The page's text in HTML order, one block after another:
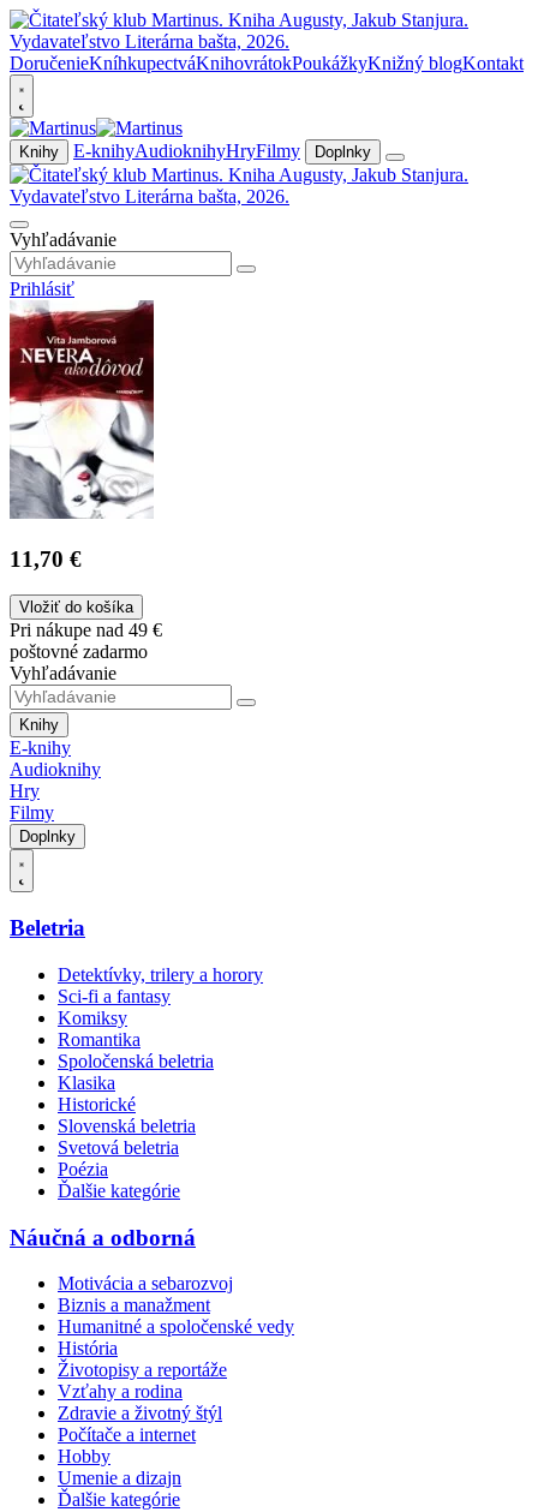
DoručenieKníhkupectváKnihovrátokPoukážkyKnižný blogKontakt
Knihy E-knihyAudioknihyHryFilmy Doplnky
Vyhľadávanie
Prihlásiť
11,70 €
Vložiť do košíka
Pri nákupe nad 49 €
poštovné zadarmo
Vyhľadávanie
Knihy
E-knihy
Audioknihy
Hry
Filmy
Doplnky
Beletria
Detektívky, trilery a horory
Sci-fi a fantasy
Komiksy
Romantika
Spoločenská beletria
Klasika
Historické
Slovenská beletria
Svetová beletria
Poézia
Ďalšie kategórie
Náučná a odborná
Motivácia a sebarozvoj
Biznis a manažment
Humanitné a spoločenské vedy
História
Životopisy a reportáže
Vzťahy a rodina
Zdravie a životný štýl
Počítače a internet
Hobby
Umenie a dizajn
Ďalšie kategórie